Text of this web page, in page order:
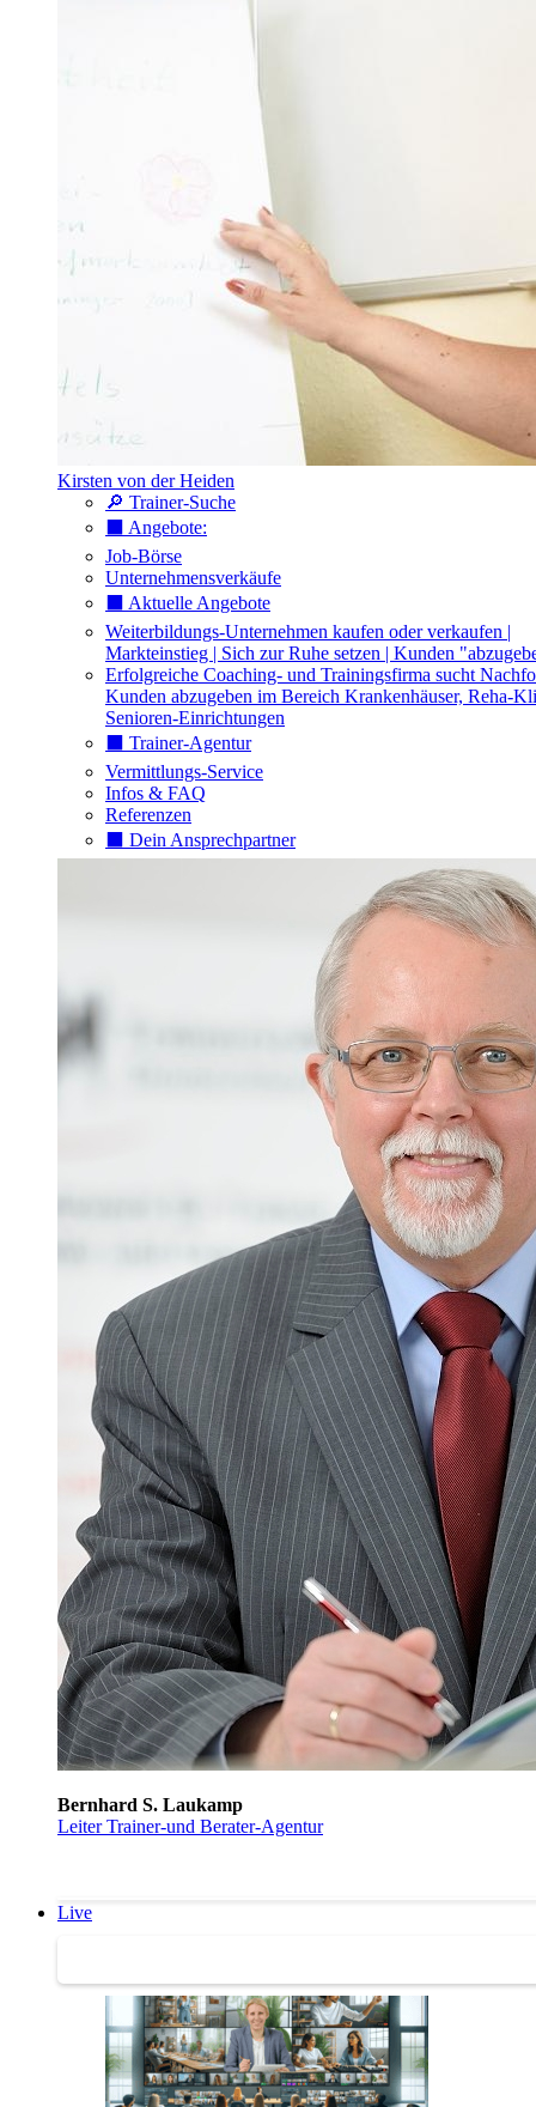
Kirsten von der Heiden
🔎 Trainer-Suche
⬛️ Angebote:
Job-Börse
Unternehmensverkäufe
⬛️ Aktuelle Angebote
Weiterbildungs-Unternehmen kaufen oder verkaufen |
Markteinstieg | Sich zur Ruhe setzen | Kunden
Erfolgreiche Coaching- und Trainingsfirma sucht
Kunden abzugeben im Bereich Krankenhäuser, Reha-
Senioren-Einrichtungen
⬛️ Trainer-Agentur
Vermittlungs-Service
Infos & FAQ
Referenzen
⬛️ Dein Ansprechpartner
Bernhard S. Laukamp
Leiter Trainer-und Berater-Agentur
Live